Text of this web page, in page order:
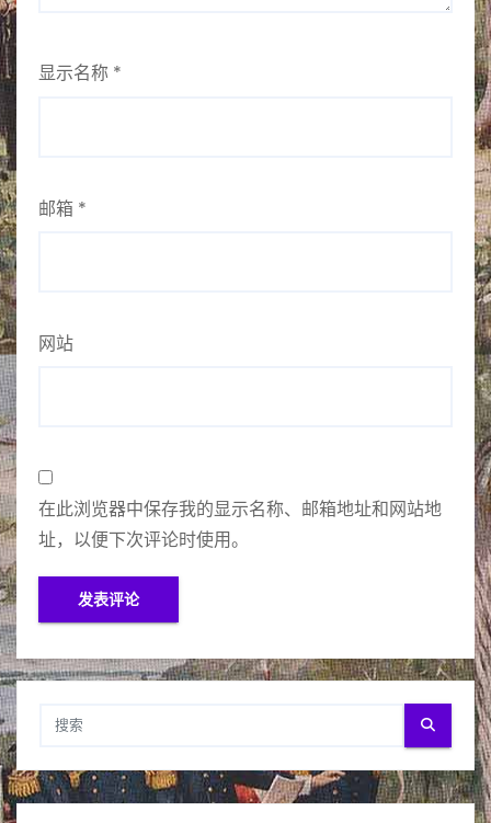
显示名称 *
邮箱 *
网站
在此浏览器中保存我的显示名称、邮箱地址和网站地
址，以便下次评论时使用。